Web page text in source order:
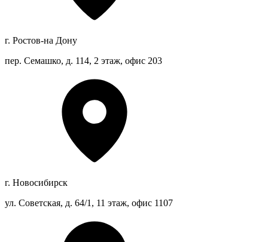
г. Ростов-на Дону
пер. Семашко, д. 114, 2 этаж, офис 203
г. Новосибирск
ул. Советская, д. 64/1, 11 этаж, офис 1107